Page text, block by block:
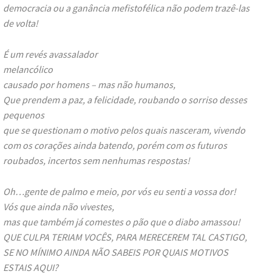
democracia ou a ganância mefistofélica não podem trazê-las
de volta!
É um revés avassalador
melancólico
causado por homens – mas não humanos,
Que prendem a paz, a felicidade, roubando o sorriso desses
pequenos
que se questionam o motivo pelos quais nasceram, vivendo
com os corações ainda batendo, porém com os futuros
roubados, incertos sem nenhumas respostas!
Oh…gente de palmo e meio, por vós eu senti a vossa dor!
Vós que ainda não vivestes,
mas que também já comestes o pão que o diabo amassou!
QUE CULPA TERIAM VOCÊS, PARA MERECEREM TAL CASTIGO,
SE NO MÍNIMO AINDA NÃO SABEIS POR QUAIS MOTIVOS
ESTAIS AQUI?